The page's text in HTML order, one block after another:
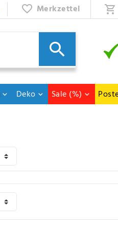
Merkzettel
Deko Sale (%)